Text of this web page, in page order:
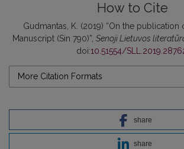
How to Cite
Gudmantas, K. (2019) “On the publication
Manuscript (Sin 790)”, Senoji Lietuvos
doi:10.51554/
More Citation Formats
share
share